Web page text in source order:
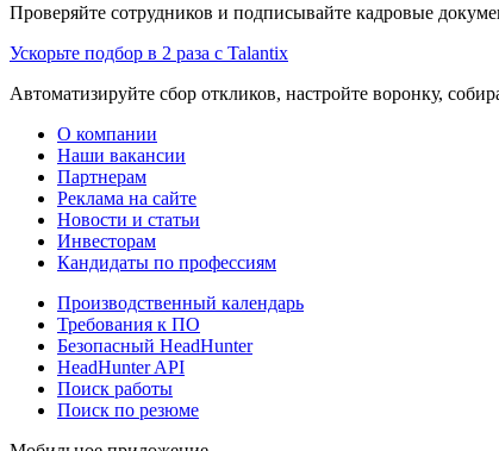
Проверяйте сотрудников и подписывайте кадровые
Ускорьте подбор в 2 раза с Talantix
Автоматизируйте сбор откликов, настройте воронку,
О компании
Наши вакансии
Партнерам
Реклама на сайте
Новости и статьи
Инвесторам
Кандидаты по профессиям
Производственный календарь
Требования к ПО
Безопасный HeadHunter
HeadHunter API
Поиск работы
Поиск по резюме